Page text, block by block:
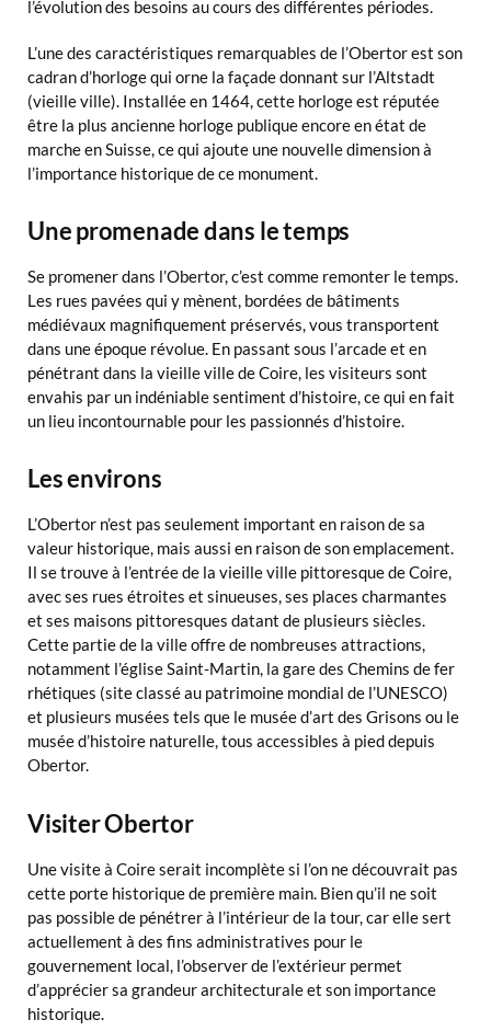
l’évolution des besoins au cours des différentes périodes.
L’une des caractéristiques remarquables de l’Obertor est son
cadran d’horloge qui orne la façade donnant sur l’Altstadt
(vieille ville). Installée en 1464, cette horloge est réputée
être la plus ancienne horloge publique encore en état de
marche en Suisse, ce qui ajoute une nouvelle dimension à
l’importance historique de ce monument.
Une promenade dans le temps
Se promener dans l’Obertor, c’est comme remonter le temps.
Les rues pavées qui y mènent, bordées de bâtiments
médiévaux magnifiquement préservés, vous transportent
dans une époque révolue. En passant sous l’arcade et en
pénétrant dans la vieille ville de Coire, les visiteurs sont
envahis par un indéniable sentiment d’histoire, ce qui en fait
un lieu incontournable pour les passionnés d’histoire.
Les environs
L’Obertor n’est pas seulement important en raison de sa
valeur historique, mais aussi en raison de son emplacement.
Il se trouve à l’entrée de la vieille ville pittoresque de Coire,
avec ses rues étroites et sinueuses, ses places charmantes
et ses maisons pittoresques datant de plusieurs siècles.
Cette partie de la ville offre de nombreuses attractions,
notamment l’église Saint-Martin, la gare des Chemins de fer
rhétiques (site classé au patrimoine mondial de l’UNESCO)
et plusieurs musées tels que le musée d’art des Grisons ou le
musée d’histoire naturelle, tous accessibles à pied depuis
Obertor.
Visiter Obertor
Une visite à Coire serait incomplète si l’on ne découvrait pas
cette porte historique de première main. Bien qu’il ne soit
pas possible de pénétrer à l’intérieur de la tour, car elle sert
actuellement à des fins administratives pour le
gouvernement local, l’observer de l’extérieur permet
d’apprécier sa grandeur architecturale et son importance
historique.